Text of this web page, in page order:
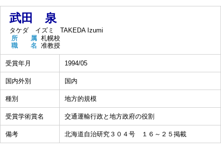
武田 泉
タケダ イズミ
TAKEDA Izumi
所 属 札幌校
職 名 准教授
受賞年月 1994/05
国内外別 国内
種別 地方的規模
受賞学術賞名 交通運輸行政と地方政府の役割
備考 北海道自治研究３０４号 １６～２５掲載